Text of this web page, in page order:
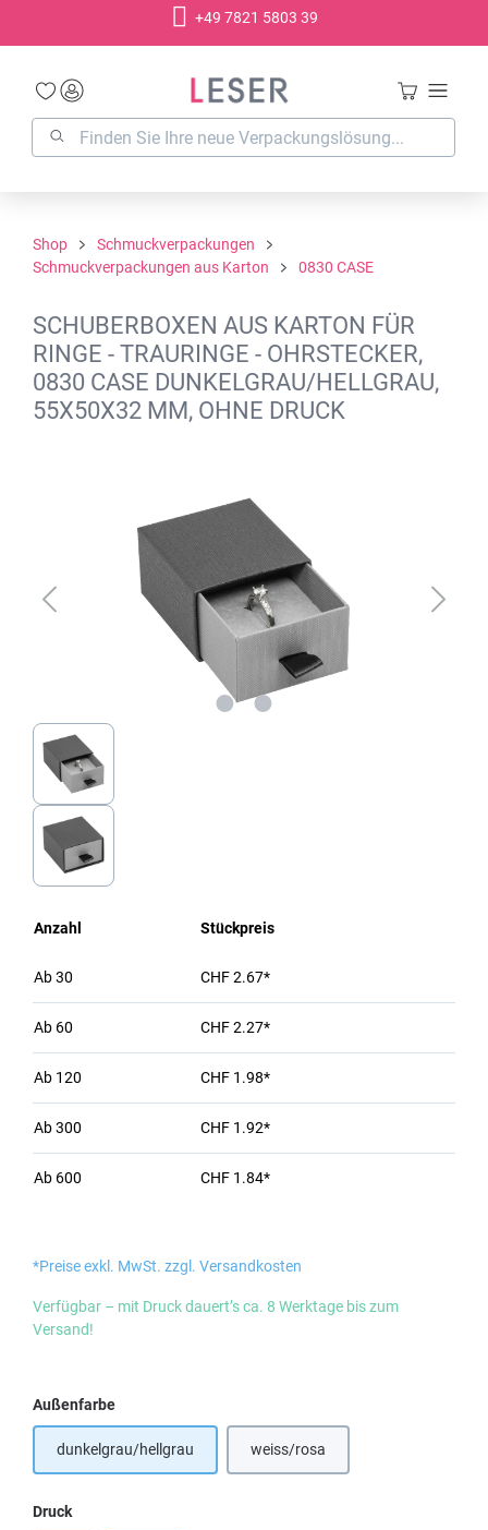
+49 7821 5803 39
Shop
Schmuckverpackungen
Schmuckverpackungen aus Karton
0830 CASE
SCHUBERBOXEN AUS KARTON FÜR
RINGE - TRAURINGE - OHRSTECKER,
0830 CASE DUNKELGRAU/HELLGRAU,
55X50X32 MM, OHNE DRUCK
Anzahl Stückpreis
Ab30 CHF 2.67*
Ab 60 CHF 2.27*
Ab 120 CHF 1.98*
Ab300 CHF 1.92*
Ab 600 CHF 1.84*
*Preise exkl. MwSt. zzgl. Versandkosten
Verfügbar – mit Druck dauert’s ca. 8 Werktage bis zum
Versand!
Außenfarbeauswählen
dunkelgrau/hellgrau weiss/rosa(Diese Option ist zurzeit nicht
Druckauswählen